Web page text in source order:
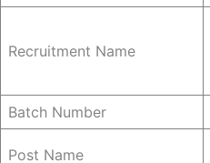
Recruitment Name
Batch Number
Post Name